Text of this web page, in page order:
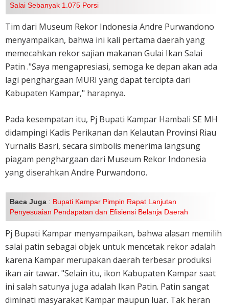
Salai Sebanyak 1.075 Porsi
Tim dari Museum Rekor Indonesia Andre Purwandono
menyampaikan, bahwa ini kali pertama daerah yang
memecahkan rekor sajian makanan Gulai Ikan Salai
Patin ."Saya mengapresiasi, semoga ke depan akan ada
lagi penghargaan MURI yang dapat tercipta dari
Kabupaten Kampar," harapnya.
Pada kesempatan itu, Pj Bupati Kampar Hambali SE MH
didampingi Kadis Perikanan dan Kelautan Provinsi Riau
Yurnalis Basri, secara simbolis menerima langsung
piagam penghargaan dari Museum Rekor Indonesia
yang diserahkan Andre Purwandono.
Baca Juga : Bupati Kampar Pimpin Rapat Lanjutan
Penyesuaian Pendapatan dan Efisiensi Belanja Daerah
Pj Bupati Kampar menyampaikan, bahwa alasan memilih
salai patin sebagai objek untuk mencetak rekor adalah
karena Kampar merupakan daerah terbesar produksi
ikan air tawar. "Selain itu, ikon Kabupaten Kampar saat
ini salah satunya juga adalah Ikan Patin. Patin sangat
diminati masyarakat Kampar maupun luar. Tak heran